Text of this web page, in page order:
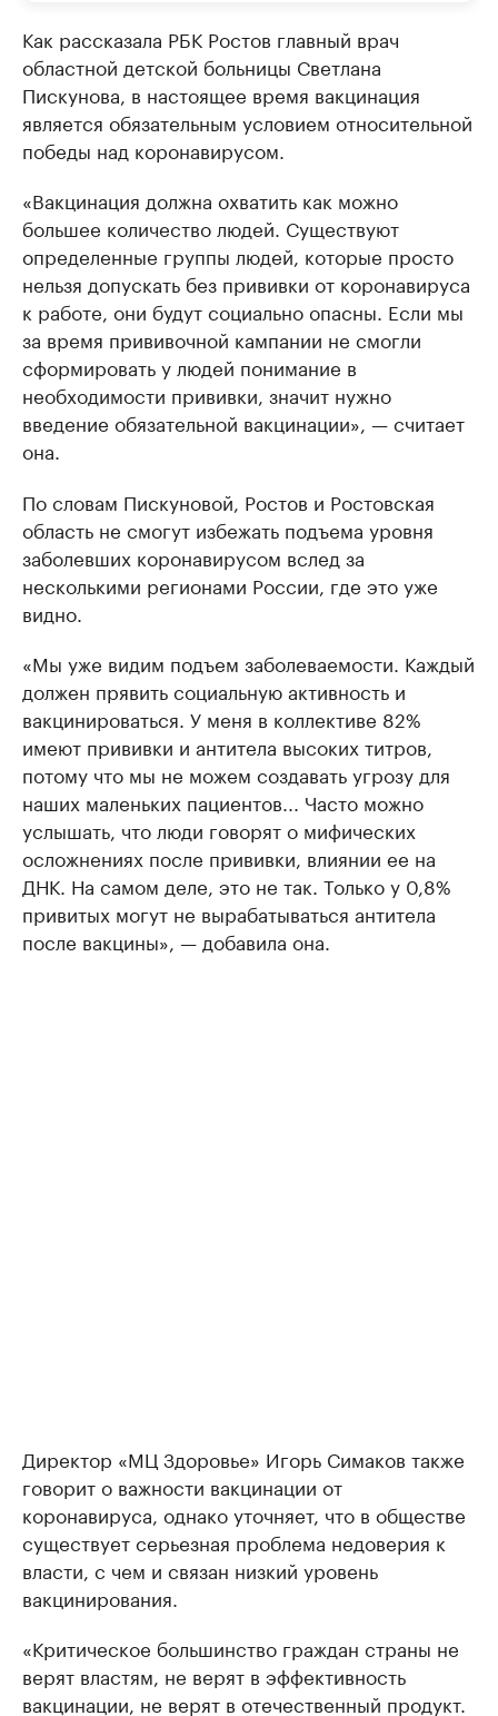
Как рассказала РБК Ростов главный врач
областной детской больницы Светлана
Пискунова, в настоящее время вакцинация
является обязательным условием относительной
победы над коронавирусом.
«Вакцинация должна охватить как можно
большее количество людей. Существуют
определенные группы людей, которые просто
нельзя допускать без прививки от коронавируса
к работе, они будут социально опасны. Если мы
за время прививочной кампании не смогли
сформировать у людей понимание в
необходимости прививки, значит нужно
введение обязательной вакцинации», — считает
она.
По словам Пискуновой, Ростов и Ростовская
область не смогут избежать подъема уровня
заболевших коронавирусом вслед за
несколькими регионами России, где это уже
видно.
«Мы уже видим подъем заболеваемости. Каждый
должен прявить социальную активность и
вакцинироваться. У меня в коллективе 82%
имеют прививки и антитела высоких титров,
потому что мы не можем создавать угрозу для
наших маленьких пациентов... Часто можно
услышать, что люди говорят о мифических
осложнениях после прививки, влиянии ее на
ДНК. На самом деле, это не так. Только у 0,8%
привитых могут не вырабатываться антитела
после вакцины», — добавила она.
Директор «МЦ Здоровье» Игорь Симаков также
говорит о важности вакцинации от
коронавируса, однако уточняет, что в обществе
существует серьезная проблема недоверия к
власти, с чем и связан низкий уровень
вакцинирования.
«Критическое большинство граждан страны не
верят властям, не верят в эффективность
вакцинации, не верят в отечественный продукт.